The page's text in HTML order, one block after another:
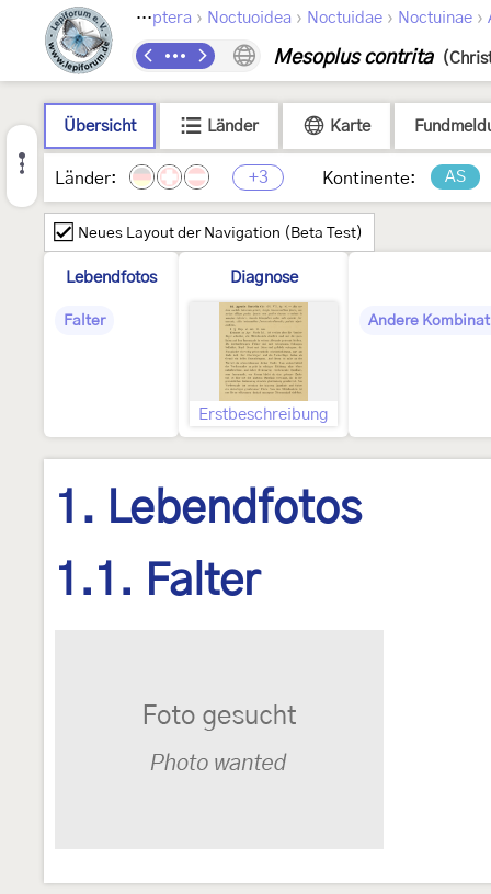
Lepidoptera › Noctuoidea › Noctuidae › Noctuinae ›
Mesoplus contrita
Übersicht Länder Karte
Länder: +3 Kontinente: AS
Neues Layout der Navigation (Beta Test)
Lebendfotos
Falter
Diagnose
Erstbeschreibung
Andere
1. Lebendfotos
1.1. Falter